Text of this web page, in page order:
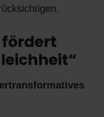
fördert